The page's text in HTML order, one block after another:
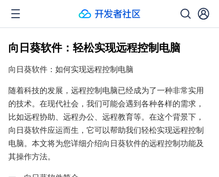
向日葵软件：轻松实现远程控制电脑
向日葵软件：如何实现远程控制电脑
随着科技的发展，远程控制电脑已经成为了一种非常实用
的技术。在现代社会，我们可能会遇到各种各样的需求，
比如远程协助、远程办公、远程教育等。在这个背景下，
向日葵软件应运而生，它可以帮助我们轻松实现远程控制
电脑。本文将为您详细介绍向日葵软件的远程控制功能及
其操作方法。